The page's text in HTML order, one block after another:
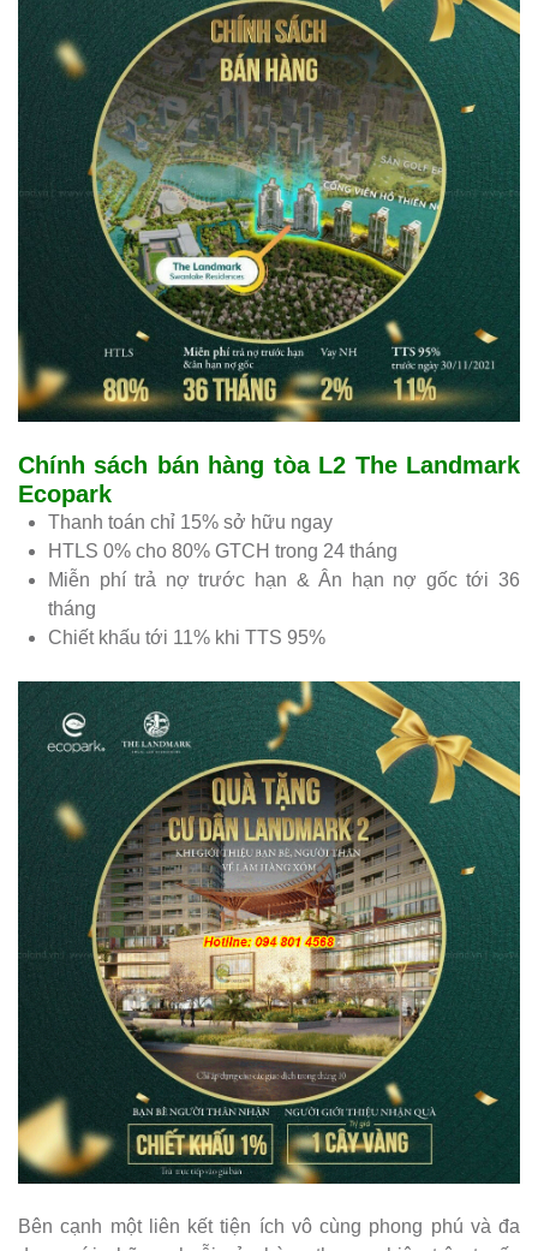
Chính sách bán hàng tòa L2 The Landmark
Ecopark
Thanh toán chỉ 15% sở hữu ngay
HTLS 0% cho 80% GTCH trong 24 tháng
Miễn phí trả nợ trước hạn & Ân hạn nợ gốc tới 36
tháng
Chiết khấu tới 11% khi TTS 95%
Bên cạnh một liên kết tiện ích vô cùng phong phú và đa